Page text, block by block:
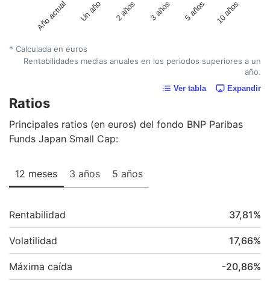
Año actual Un año 2 años 3 años 5 años 10 años
* Calculada en euros
Rentabilidades medias anuales en los periodos superiores a un
año.
Ver tabla Expandir
Ratios
Principales ratios (en euros) del fondo BNP Paribas
Funds Japan Small Cap:
12 meses 3 años 5 años
Rentabilidad 37,81%
Volatilidad 17,66%
Máxima caída -20,86%